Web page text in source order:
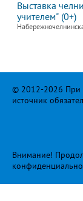
Выставка
учителем" (0+)
© 2012-2026 При
источник
Внимание!